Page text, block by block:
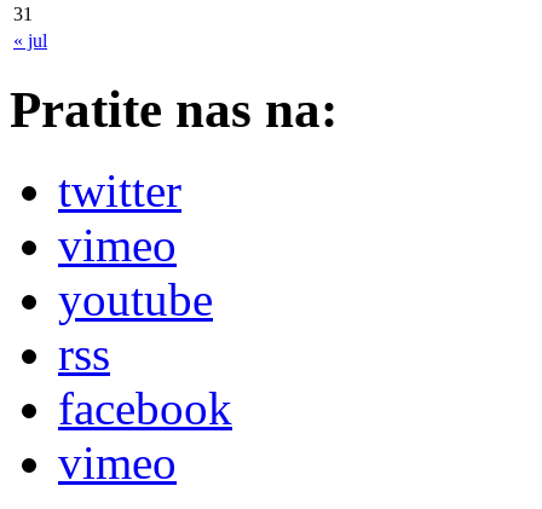
« jul
31
Pratite nas na:
twitter
vimeo
youtube
rss
facebook
vimeo